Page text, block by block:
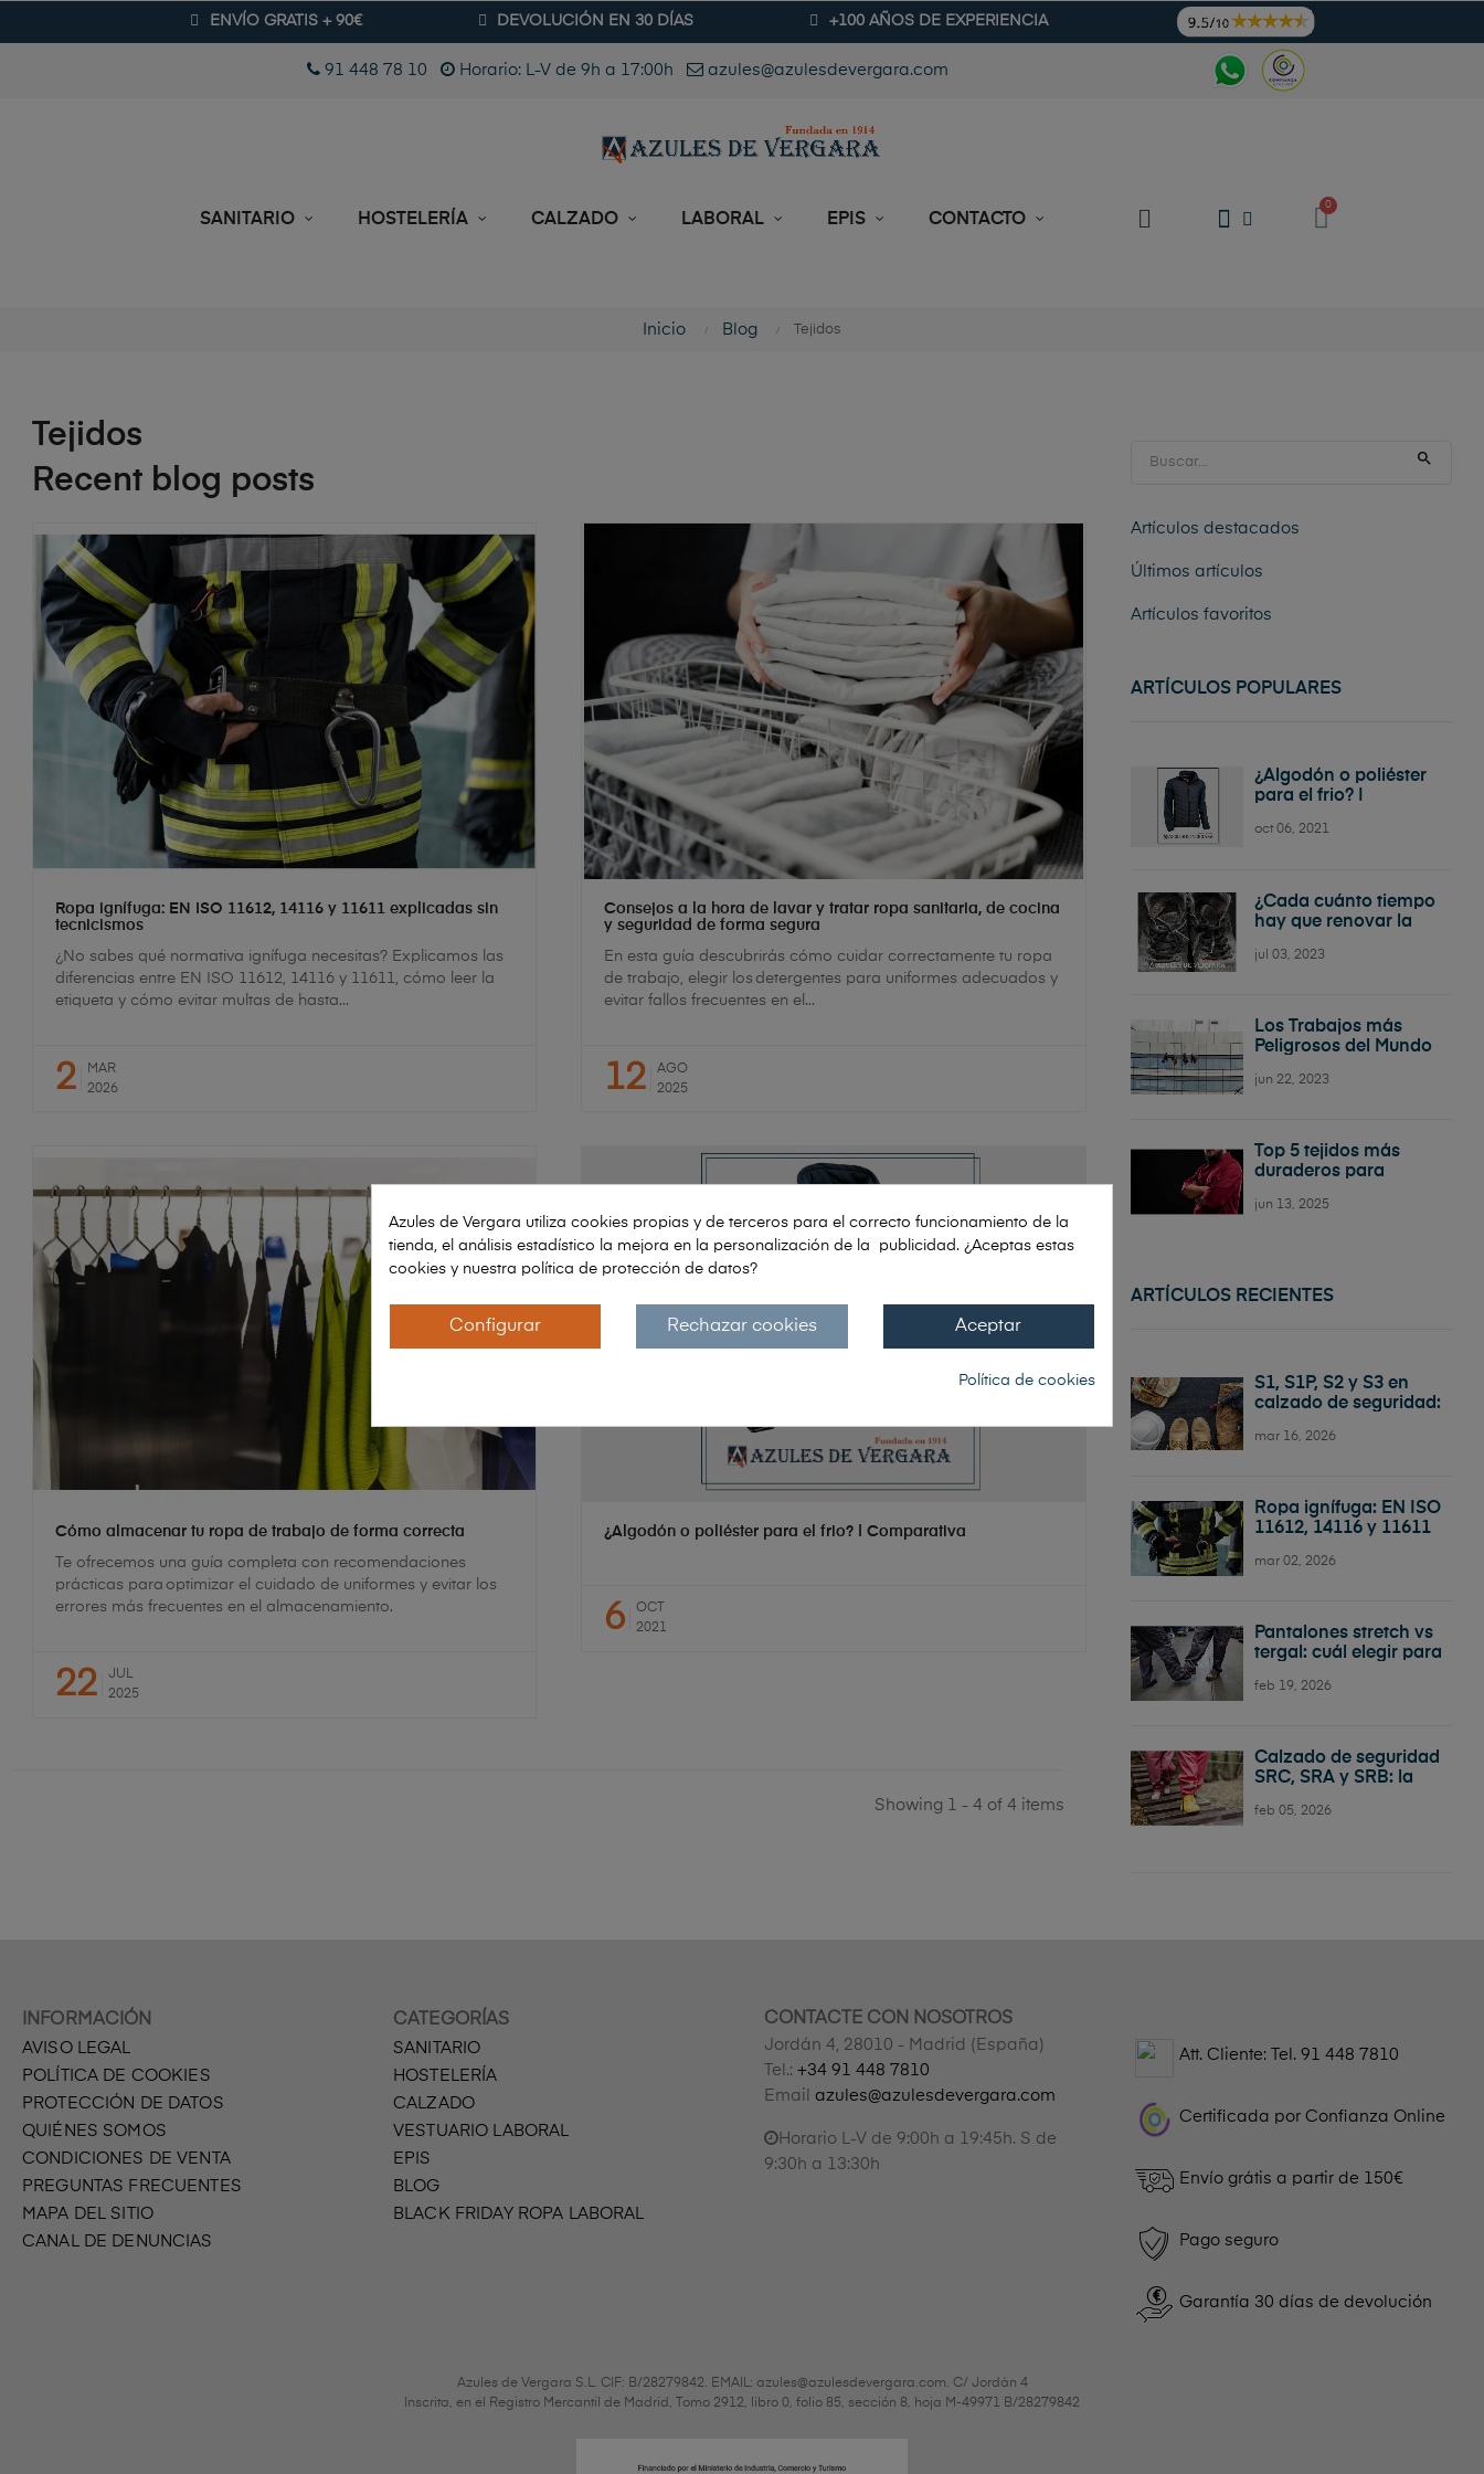
ENVÍO GRATIS + 90€ DEVOLUCIÓN EN 30 DÍAS +100 AÑOS DE EXPERIENCIA
91 448 78 10 Horario: L-V de 9h a 17:00h azules@azulesdevergara.com
SANITARIO HOSTELERÍA CALZADO LABORAL EPIS CONTACTO
Inicio Blog Tejidos
Tejidos
Recent blog posts
Ropa ignífuga: EN ISO 11612, 14116 y 11611 explicadas sin
tecnicismos
¿No sabes qué normativa ignífuga necesitas? Explicamos las
diferencias entre EN ISO 11612, 14116 y 11611, cómo leer la
etiqueta y cómo evitar multas de hasta...
2
MAR
2026
Consejos a la hora de lavar y tratar ropa sanitaria, de cocina
y seguridad de forma segura
En esta guía descubrirás cómo cuidar correctamente tu ropa
de trabajo, elegir los detergentes para uniformes adecuados y
evitar fallos frecuentes en el...
12
AGO
2025
Cómo almacenar tu ropa de trabajo de forma correcta
Te ofrecemos una guía completa con recomendaciones
prácticas para optimizar el cuidado de uniformes y evitar los
errores más frecuentes en el almacenamiento.
22
JUL
2025
¿Algodón o poliéster para el frio? | Comparativa
6
OCT
2021
Showing 1 - 4 of 4 items

Artículos destacados
Últimos artículos
Artículos favoritos
ARTÍCULOS POPULARES
¿Algodón o poliéster
para el frio? |
oct 06, 2021
¿Cada cuánto tiempo
hay que renovar la
jul 03, 2023
Los Trabajos más
Peligrosos del Mundo
jun 22, 2023
Top 5 tejidos más
duraderos para
jun 13, 2025
ARTÍCULOS RECIENTES
S1, S1P, S2 y S3 en
calzado de seguridad:
mar 16, 2026
Ropa ignífuga: EN ISO
11612, 14116 y 11611
tecnicismos
mar 02, 2026
Pantalones stretch vs
tergal: cuál elegir para
feb 19, 2026
Calzado de seguridad
SRC, SRA y SRB: la
acabar en el suelo
feb 05, 2026
INFORMACIÓN
AVISO LEGAL
POLÍTICA DE COOKIES
PROTECCIÓN DE DATOS
QUIÉNES SOMOS
CONDICIONES DE VENTA
PREGUNTAS FRECUENTES
MAPA DEL SITIO
CANAL DE DENUNCIAS
CATEGORÍAS
SANITARIO
HOSTELERÍA
CALZADO
VESTUARIO LABORAL
EPIS
BLOG
BLACK FRIDAY ROPA LABORAL
CONTACTE CON NOSOTROS
Jordán 4, 28010 - Madrid (España)
Tel.: +34 91 448 7810
Email azules@azulesdevergara.com
Horario L-V de 9:00h a 19:45h. S de
9:30h a 13:30h
Att. Cliente: Tel. 91 448 7810
Certificada por Confianza Online
Envío grátis a partir de 150€
Pago seguro
Garantía 30 días de devolución
Azules de Vergara S.L. CIF: B/28279842. EMAIL: azules@azulesdevergara.com. C/ Jordán 4
Inscrita, en el Registro Mercantil de Madrid, Tomo 2912, libro 0, folio 85, sección 8, hoja M-49971 B/28279842
Azules de Vergara utiliza cookies propias y de terceros para el correcto funcionamiento de la
tienda, el análisis estadístico la mejora en la personalización de la publicidad. ¿Aceptas estas
cookies y nuestra política de protección de datos?
Aceptar
Rechazar cookies
Configurar
Política de cookies